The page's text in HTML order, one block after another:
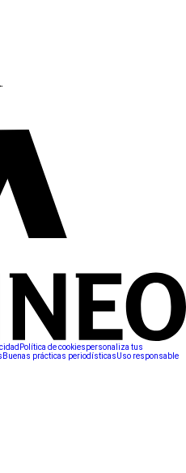
Política de cookiespersonaliza tus
Buenas prácticas periodísticasUso responsable